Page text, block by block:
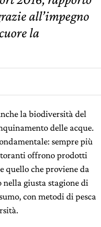
all’impegno
la
la biodiversità del
delle acque.
sempre più
offrono prodotti
quello che proviene da
nella giusta stagione di
con metodi di pesca